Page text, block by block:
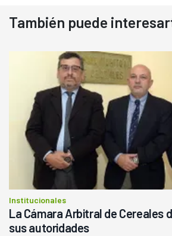
También puede
Institucionales
La Cámara Arbitral de Cereales
sus autoridades